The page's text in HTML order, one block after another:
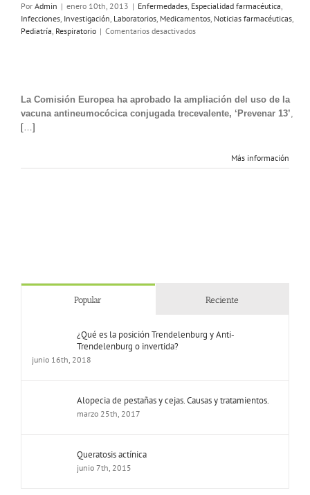
Por Admin | enero 10th, 2013 | Enfermedades, Especialidad farmacéutica,
Infecciones, Investigación, Laboratorios, Medicamentos, Noticias farmacéuticas,
Pediatría, Respiratorio | Comentarios desactivadosen
prevenir
la
niños
La Comisión Europea ha aprobado la ampliación del uso de la
vacuna antineumocócica conjugada trecevalente, ‘Prevenar 13’,
[…]
Más información
Popular Reciente
¿Qué es la posición Trendelenburg y Anti-
Trendelenburg o invertida?
junio 16th, 2018
Alopecia de pestañas y cejas. Causas y tratamientos.
marzo 25th, 2017
Queratosis actínica
junio 7th, 2015